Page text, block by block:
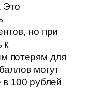
Это
но при
к
потерям для
могут
в 100 рублей